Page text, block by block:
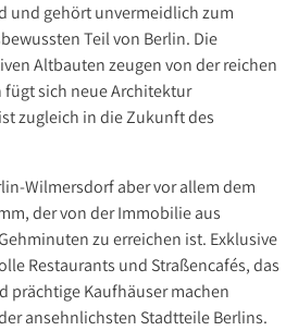
und gehört unvermeidlich zum
Teil von Berlin. Die
Altbauten zeugen von der reichen
sich neue Architektur
zugleich in die Zukunft des
Wilmersdorf aber vor allem dem
der von der Immobilie aus
zu erreichen ist. Exklusive
Restaurants und Straßencafés, das
prächtige Kaufhäuser machen
ansehnlichsten Stadtteile Berlins.